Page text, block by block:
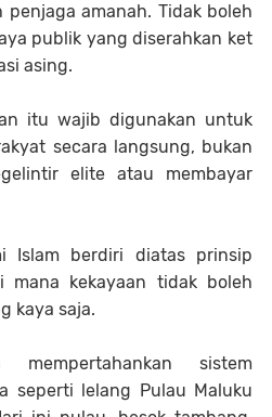
penjaga amanah. Tidak boleh
publik yang diserahkan ket
asing.
itu wajib digunakan untuk
secara langsung, bukan
elite atau membayar
Islam berdiri diatas prinsip
kekayaan tidak boleh
kaya saja.
sistem
seperti lelang Pulau Maluku